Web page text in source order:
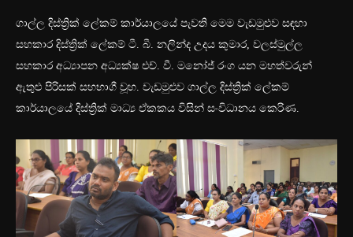
ගාල්ල දිස්ත්‍රික් ලේකම් කාර්යාලයේ පැවති මෙම වැඩමුළුව සඳහා
සහකාර දිස්ත්‍රික් ලේකම් ටී. බී. නලින්ද උදය කුමාර, වලස්මුල්ල
සහකාර අධ්‍යාපන අධ්‍යක්ෂ එච්. වී. මනෝජ් රංග යන මහත්වරුන්
ඇතුළු පිරිසක් සහභාගී වූහ. වැඩමුළුව ගාල්ල දිස්ත්‍රික් ලේකම්
කාර්යාලයේ දිස්ත්‍රික් මාධ්‍ය ඒකකය විසින් සංවිධානය කෙරිණ.